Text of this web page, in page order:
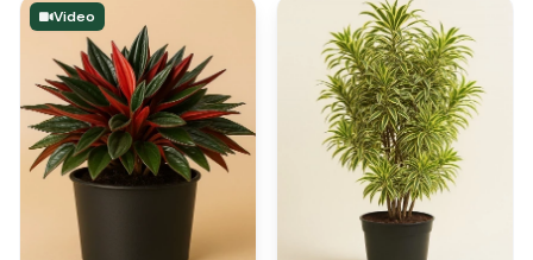
Video